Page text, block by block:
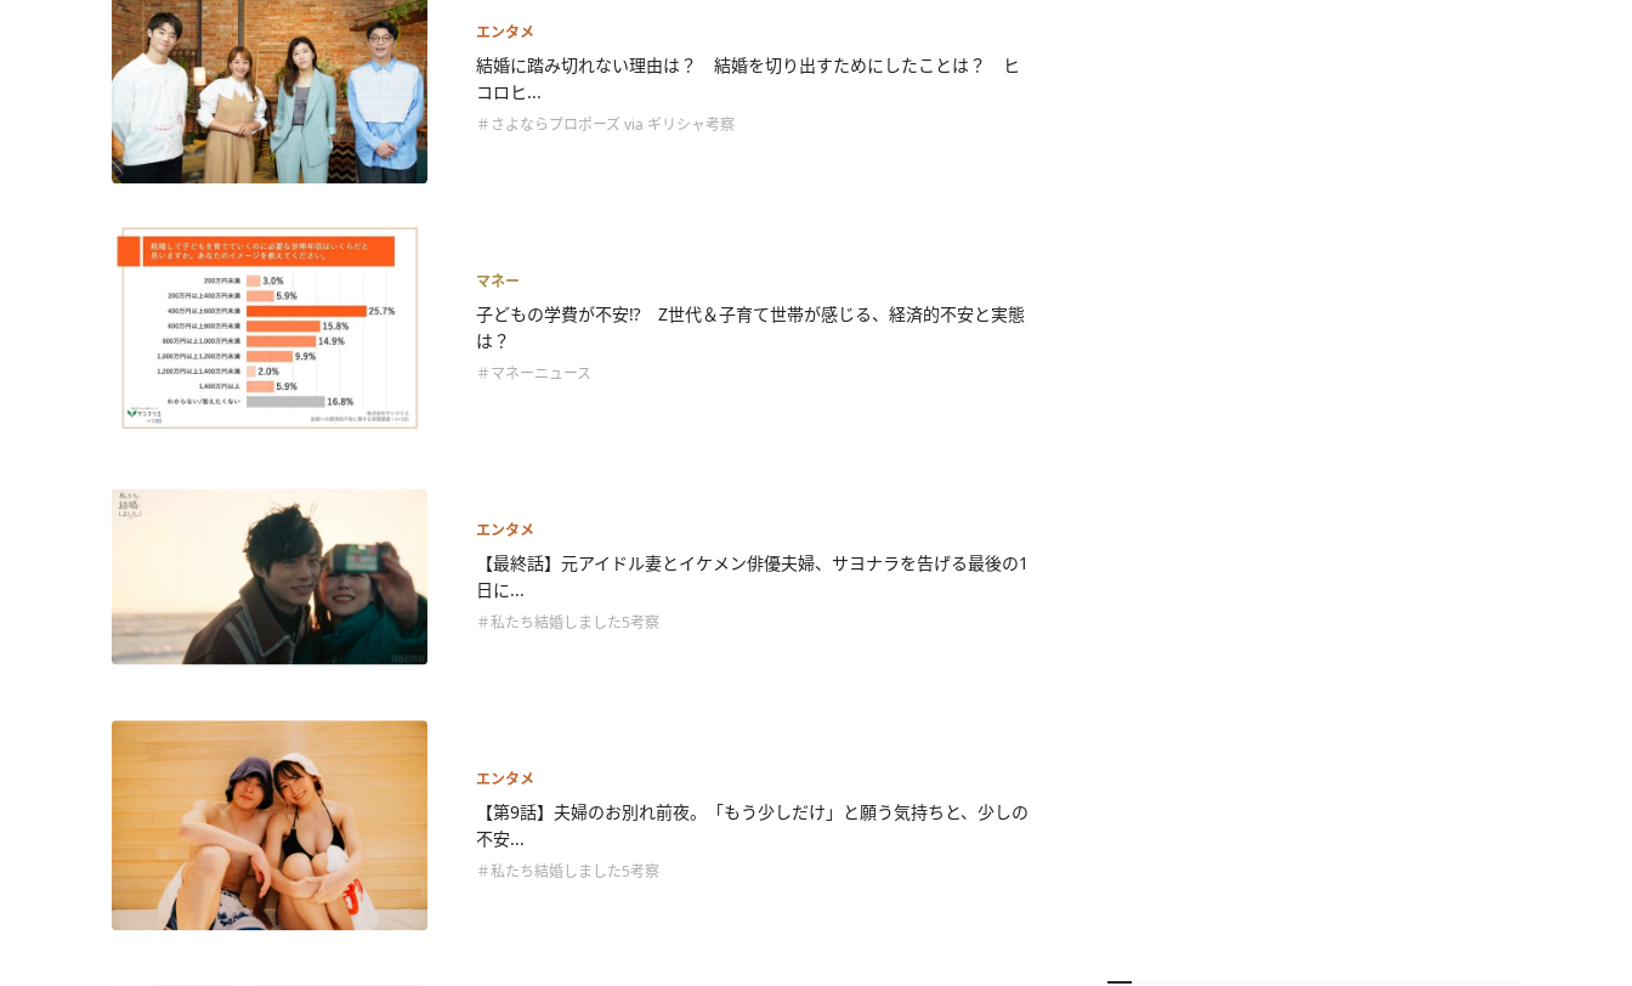
エンタメ
結婚に踏み切れない理由は？ 結婚を切り出すためにしたことは？ ヒ
コロヒ...
＃さよならプロポーズ via ギリシャ考察
マネー
子どもの学費が不安⁉ Z世代＆子育て世帯が感じる、経済的不安と実態
は？
＃マネーニュース
エンタメ
【最終話】元アイドル妻とイケメン俳優夫婦、サヨナラを告げる最後の1
日に...
＃私たち結婚しました5考察
エンタメ
【第9話】夫婦のお別れ前夜。「もう少しだけ」と願う気持ちと、少しの
不安...
＃私たち結婚しました5考察